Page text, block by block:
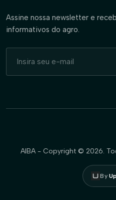
Assine nossa newsletter e
informativos do agro.
AIBA - Copyright © 2026.
By